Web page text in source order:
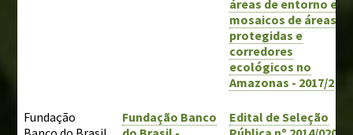
áreas de entorno e
mosaicos de áreas
protegidas e
corredores
ecológicos no
Amazonas - 2017/2
Fundação
Fundação Banco
Edital de Seleção